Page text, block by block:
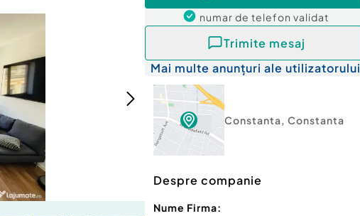
numar de telefon validat
Trimite mesaj
Mai multe anunțuri ale utilizatorului
Constanta, Constanta
Despre companie
Nume Firma: